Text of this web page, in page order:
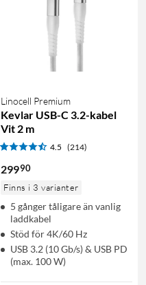
Linocell Premium
Kevlar USB-C 3.2-kabel
Vit 2 m
4.5 (214)
29990
Finns i 3 varianter
5 gånger tåligare än vanlig
laddkabel
Stöd för 4K/60 Hz
USB 3.2 (10 Gb/s) & USB PD
(max. 100 W)